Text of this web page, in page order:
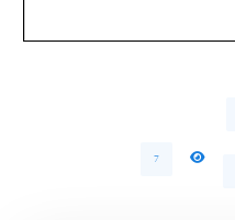
7